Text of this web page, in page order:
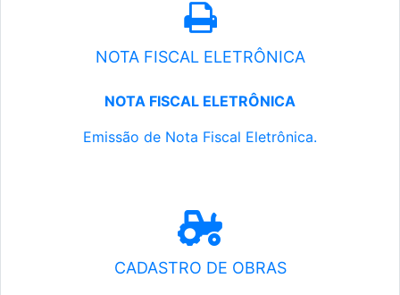
NOTA FISCAL ELETRÔNICA
NOTA FISCAL ELETRÔNICA
Emissão de Nota Fiscal Eletrônica.
CADASTRO DE OBRAS